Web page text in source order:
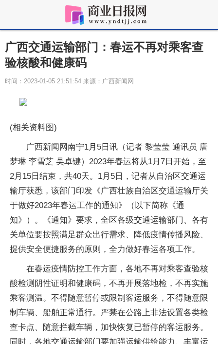
广西交通运输部门：春运不再对乘客查
验核酸和健康码
时间：2023-01-05 21:51:54 来源：广西新闻网
(相关资料图)
广西新闻网南宁1月5日讯（记者 黎莹莹 通讯员 唐
梦琳 李雪芝 吴卓键）2023年春运将从1月7日开始，至
2月15日结束，共40天。1月5日，记者从自治区交通运
输厅获悉，该部门印发《广西壮族自治区交通运输厅关
于做好2023年春运工作的通知》（以下简称《通
知》）。《通知》要求，全区各级交通运输部门、各有
关单位要按照满足群众出行需求、降低疫情传播风险、
提供安全便捷服务的原则，全力做好春运各项工作。
在春运疫情防控工作方面，各地不再对乘客查验核
酸检测阴性证明和健康码，不再开展落地检，不再实施
乘客测温。不得随意暂停或限制客运服务，不得随意限
制车辆、船舶正常通行。严禁在公路上非法设置各类检
查卡点、随意拦截车辆，加快恢复已暂停的客运服务。
同时，各地交通运输部门要加强运输供给能力、丰富运